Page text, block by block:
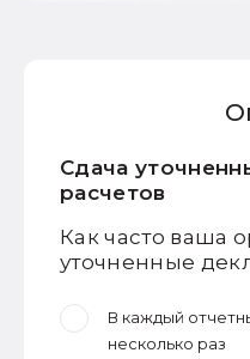
Сдача
расчетов
Как часто ваша
уточненные
В каждый
несколько раз